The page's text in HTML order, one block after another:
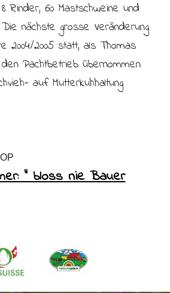
8 Rinder, 60 Mastschweine und
nächste grosse Veränderung
2004/2005 statt, als Thomas
Pachtbetrieb übernommen
auf Mutterkuhhaltung
" bloss nie Bauer